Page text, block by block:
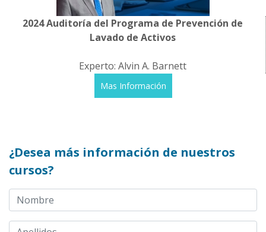
2024 Auditoría del Programa de Prevención de
Lavado de Activos
Experto: Alvin A. Barnett
Mas Información
¿Desea más información de nuestros
cursos?